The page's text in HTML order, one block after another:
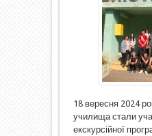
18 вересня 2024
училища стали
екскурсійної